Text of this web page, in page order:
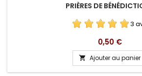
PRIÈRES DE
3
Prix
0,50 €
 Ajouter au panier